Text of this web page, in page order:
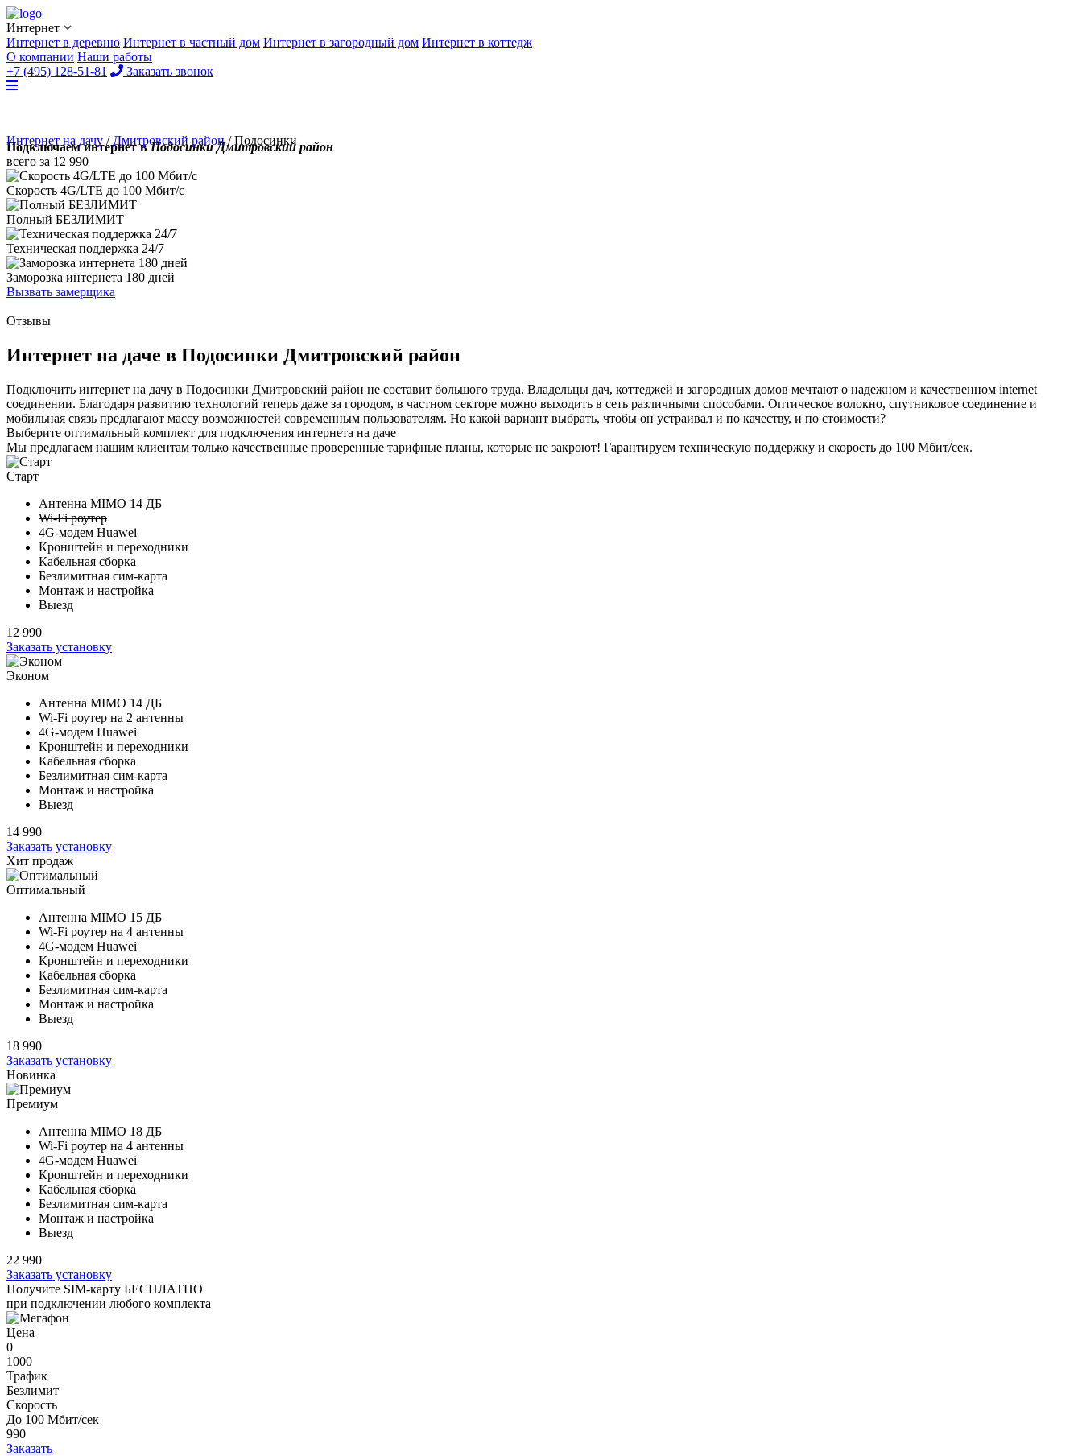
Интернет
Интернет в деревню Интернет в частный дом Интернет в загородный дом Интернет в коттедж
О компании Наши работы
+7 (495) 128-51-81
Заказать звонок
Интернет на дачу / Дмитровский район/ Подосинки
Подключаем интернет вПодосинки Дмитровский район
всего за 12 990
Скорость 4G/LTE до 100 Мбит/с
Полный БЕЗЛИМИТ
Техническая поддержка 24/7
Заморозка интернета 180 дней
Вызвать замерщика
Отзывы
Интернет на даче в Подосинки Дмитровский район
Подключить интернет на дачу в Подосинки Дмитровский район не составит большого труда. Владельцы дач, коттеджей и загородных домов мечтают о надежном и качественном internet
соединении. Благодаря развитию технологий теперь даже за городом, в частном секторе можно выходить в сеть различными способами. Оптическое волокно, спутниковое соединение и
мобильная связь предлагают массу возможностей современным пользователям. Но какой вариант выбрать, чтобы он устраивал и по качеству, и по стоимости?
Выберите оптимальный комплект для подключения интернета на даче
Мы предлагаем нашим клиентам только качественные проверенные тарифные планы, которые не закроют! Гарантируем техническую поддержку и скорость до 100 Мбит/сек.
Старт
Антенна MIMO 14 ДБ
Wi-Fi роутер
4G-модем Huawei
Кронштейн и переходники
Кабельная сборка
Безлимитная сим-карта
Монтаж и настройка
Выезд
12 990
Заказать установку
Эконом
Антенна MIMO 14 ДБ
Wi-Fi роутер на 2 антенны
4G-модем Huawei
Кронштейн и переходники
Кабельная сборка
Безлимитная сим-карта
Монтаж и настройка
Выезд
14 990
Заказать установку
Хит продаж
Оптимальный
Антенна MIMO 15 ДБ
Wi-Fi роутер на 4 антенны
4G-модем Huawei
Кронштейн и переходники
Кабельная сборка
Безлимитная сим-карта
Монтаж и настройка
Выезд
18 990
Заказать установку
Новинка
Премиум
Антенна MIMO 18 ДБ
Wi-Fi роутер на 4 антенны
4G-модем Huawei
Кронштейн и переходники
Кабельная сборка
Безлимитная сим-карта
Монтаж и настройка
Выезд
22 990
Заказать установку
Получите SIM-карту БЕСПЛАТНО
при подключении любого комплекта
Цена
0
1000
Трафик
Безлимит
Скорость
До 100 Мбит/сек
990
Заказать